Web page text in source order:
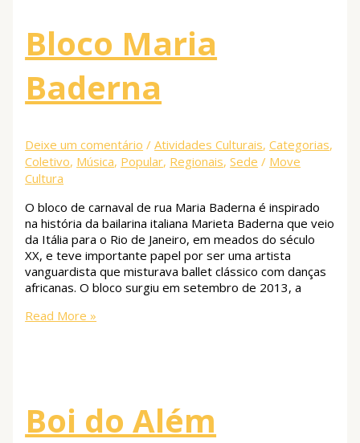
Bloco Maria
Baderna
Deixe um comentário /Atividades Culturais,Categorias,
Coletivo, Música, Popular, Regionais,Sede / Move
Cultura
O bloco de carnaval de rua Maria Baderna é inspirado
na história da bailarina italiana Marieta Baderna que veio
da Itália para o Rio de Janeiro, em meados do século
XX, e teve importante papel por ser uma artista
vanguardista que misturava ballet clássico com danças
africanas. O bloco surgiu em setembro de 2013, a
Read More »
Boi do Além